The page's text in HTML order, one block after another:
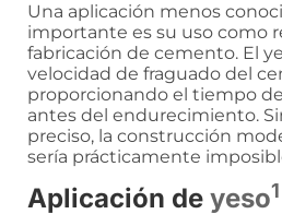
Una aplicación menos
importante es su uso como
fabricación de cemento. El
velocidad de fraguado del
proporcionando el tiempo
antes del endurecimiento.
preciso, la construcción
sería prácticamente
Aplicación de yeso1